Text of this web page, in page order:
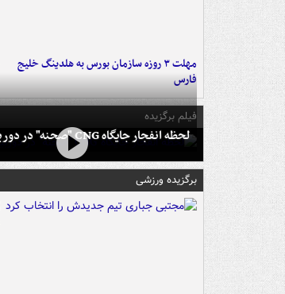
مهلت ۳ روزه سازمان بورس به هلدینگ خلیج
فارس
فیلم برگزیده
لحظه انفجار جایگاه CNG "صحنه" در دوربین مداربسته
برگزیده ورزشی